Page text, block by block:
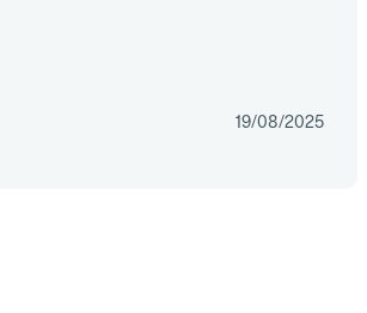
19/08/2025